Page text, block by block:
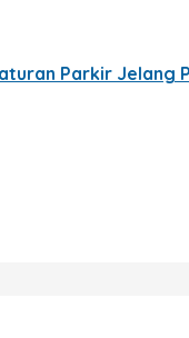
Parkir Jelang